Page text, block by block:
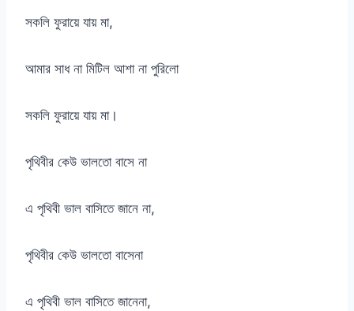
সকলি ফুরায়ে যায় মা,
আমার সাধ না মিটিল আশা না পুরিলো
সকলি ফুরায়ে যায় মা।
পৃথিবীর কেউ ভালতো বাসে না
এ পৃথিবী ভাল বাসিতে জানে না,
পৃথিবীর কেউ ভালতো বাসেনা
এ পৃথিবী ভাল বাসিতে জানেনা,